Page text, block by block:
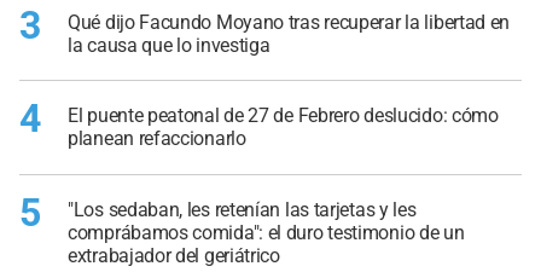
3
Qué dijo Facundo Moyano tras recuperar la libertad en
la causa que lo investiga
4
El puente peatonal de 27 de Febrero deslucido: cómo
planean refaccionarlo
5
"Los sedaban, les retenían las tarjetas y les
comprábamos comida": el duro testimonio de un
extrabajador del geriátrico